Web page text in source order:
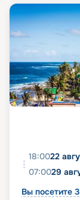
18:0022
07:0029
Вы посетите